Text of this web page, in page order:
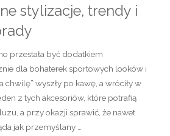
stylizacje, trendy i
przestała być dodatkiem
dla bohaterek sportowych looków i
chwilę” wyszły po kawę, a wróciły w
z tych akcesoriów, które potrafią
a przy okazji sprawić, że nawet
jak przemyślany …